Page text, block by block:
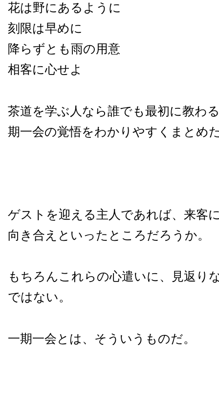
花は野にあるように
刻限は早めに
降らずとも雨の用意
相客に心せよ
茶道を学ぶ人なら誰でも最初に教わ
期一会の覚悟をわかりやすくまとめ
ゲストを迎える主人であれば、来客
向き合えといったところだろうか。
もちろんこれらの心遣いに、見返り
ではない。
一期一会とは、そういうものだ。